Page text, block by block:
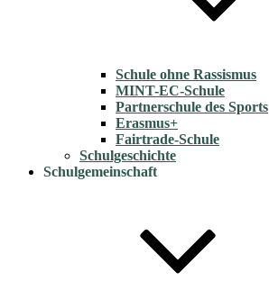
Schule ohne Rassismus
MINT-EC-Schule
Partnerschule des Sports
Erasmus+
Fairtrade-Schule
Schulgeschichte
Schulgemeinschaft